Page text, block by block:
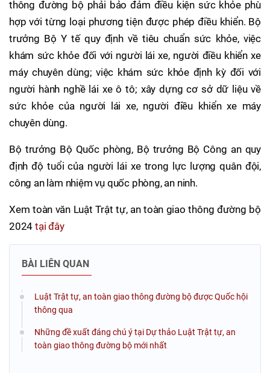
thông đường bộ phải bảo đảm điều kiện sức khỏe phù
hợp với từng loại phương tiện được phép điều khiển. Bộ
trưởng Bộ Y tế quy định về tiêu chuẩn sức khỏe, việc
khám sức khỏe đối với người lái xe, người điều khiển xe
máy chuyên dùng; việc khám sức khỏe định kỳ đối với
người hành nghề lái xe ô tô; xây dựng cơ sở dữ liệu về
sức khỏe của người lái xe, người điều khiển xe máy
chuyên dùng.
Bộ trưởng Bộ Quốc phòng, Bộ trưởng Bộ Công an quy
định độ tuổi của người lái xe trong lực lượng quân đội,
công an làm nhiệm vụ quốc phòng, an ninh.
Xem toàn văn Luật Trật tự, an toàn giao thông đường bộ
2024 tại đây
BÀI LIÊN QUAN
Luật Trật tự, an toàn giao thông đường bộ được Quốc hội
thông qua
Những đề xuất đáng chú ý tại Dự thảo Luật Trật tự, an
toàn giao thông đường bộ mới nhất